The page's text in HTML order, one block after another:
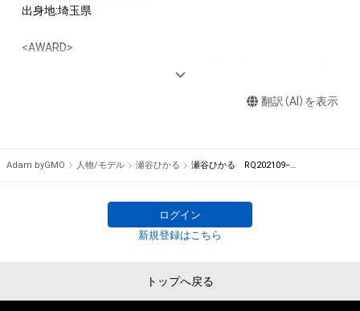
出身地:埼玉県
<AWARD>
2019 ITOCHU ENEX IMPUL RADY
翻訳（AI）を表示
Adam byGMO 人物/モデル 瀬谷ひかる 瀬谷ひかる RQ202109−08
ログイン
新規登録はこちら
トップへ戻る